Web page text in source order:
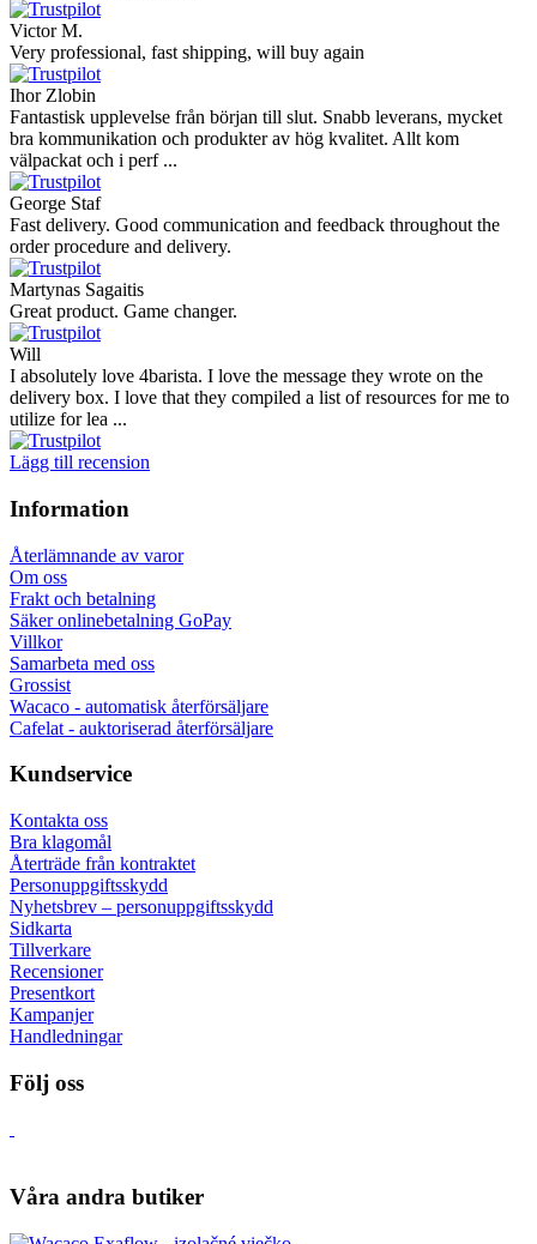
Victor M.
Very professional, fast shipping, will buy again
Ihor Zlobin
Fantastisk upplevelse från början till slut. Snabb leverans, mycket
bra kommunikation och produkter av hög kvalitet. Allt kom
välpackat och i perf ...
George Staf
Fast delivery. Good communication and feedback throughout the
order procedure and delivery.
Martynas Sagaitis
Great product. Game changer.
Will
I absolutely love 4barista. I love the message they wrote on the
delivery box. I love that they compiled a list of resources for me to
utilize for lea ...
Lägg till recension
Information
Återlämnande av varor
Om oss
Frakt och betalning
Säker onlinebetalning GoPay
Villkor
Samarbeta med oss
Grossist
Wacaco - automatisk återförsäljare
Cafelat - auktoriserad återförsäljare
Kundservice
Kontakta oss
Bra klagomål
Återträde från kontraktet
Personuppgiftsskydd
Nyhetsbrev – personuppgiftsskydd
Sidkarta
Tillverkare
Recensioner
Presentkort
Kampanjer
Handledningar
Följ oss
Våra andra butiker